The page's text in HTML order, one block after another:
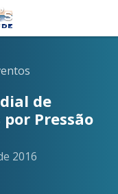
de
por Pressão
2016